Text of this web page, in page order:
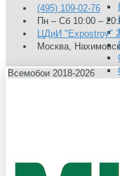
(495) 109-02-76
Пн – Сб 10:00 –
ЦДиИ "Expostroy"
Москва,
Всемобои 2018-2026